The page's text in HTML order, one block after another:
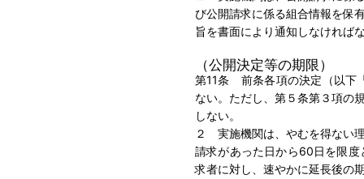
び公開請求に係る組合情報を保
旨を書面により通知しなければ
（公開決定等の期限）
第11条 前条各項の決定（以下
ない。ただし、 第５条第３項の
しない。
２ 実施機関は、やむを得ない
請求があった日から60日を限度
求者に対し、速やかに延長後の